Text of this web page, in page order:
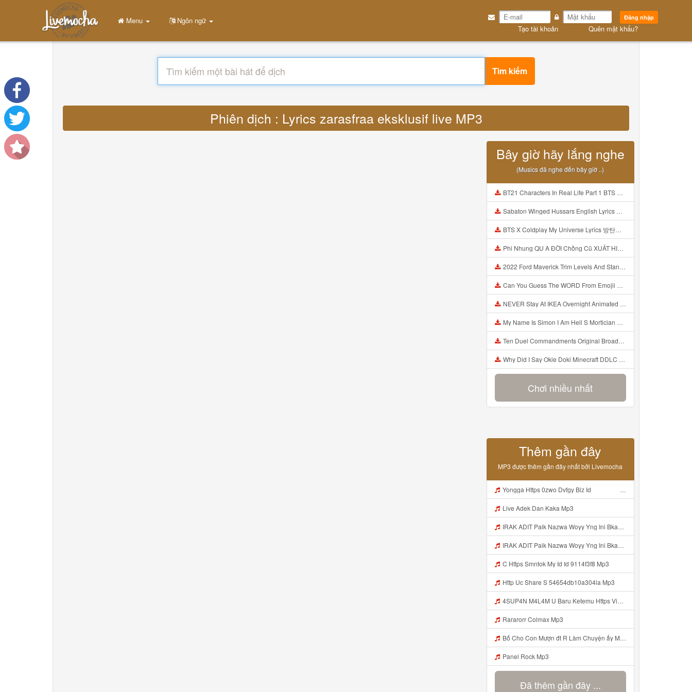
Đăng nhập
Tạo tài khoản Quên mật khẩu?
Menu Ngôn ngữ
Tìm kiếm
Phiên dịch : Lyrics zarasfraa eksklusif live MP3
Bây giờ hãy lắng nghe
(Musics đã nghe đến bây giờ ..)
BT21 Characters In Real Life Part 1 BTS AND BT21 방탄소년단 BT21 BT21아가들은 아빠조아 따라쟁이들 BTS Vs BT21 Mp3
Sabaton Winged Hussars English Lyrics Mp3
BTS X Coldplay My Universe Lyrics 방탄소년단 콜드플레이 My Universe 가사 Color Coded Lyrics Han Rom Eng Mp3
Phi Nhung QU A ĐỜI Chồng Cũ XUẤT HIỆN Khóc Hối Hận Vì Làm Điều KHỦNG KHIẾP Với Cô Mp3
2022 Ford Maverick Trim Levels And Standard Features Explained Mp3
Can You Guess The WORD From Emojii COMPOUND WORD EMOJII CHALLENGE 90 PEOPLE FAIL Guess Mp3
NEVER Stay At IKEA Overnight Animated SCP 3008 Horror Story Mp3
My Name Is Simon I Am Hell S Mortician And I Am Going To Kill God Creepypasta Mp3
Ten Duel Commandments Original Broadway Cast Of Hamilton Lyrics Mp3
Why Did I Say Okie Doki Minecraft DDLC Animated Music Video Song By The Stupendium Mp3
Chơi nhiều nhất
Thêm gần đây
MP3 được thêm gần đây nhất bởi Livemocha
Yongga Https 0zwo Dvfgy Biz Id ᅠ ᅠ ᅠ ᅠ ᅠ ᅠ ᅠ ᅠ ᅠ ᅠ ᅠ ᅠ ᅠ ᅠ ᅠ ᅠ ᅠ ᅠ ᅠ ᅠ ᅠ ᅠ ᅠ ᅠ ᅠ ᅠ ᅠ ᅠ ᅠ ᅠ ᅠ ᅠ ᅠ ᅠ ᅠ ᅠ ᅠ ᅠ ᅠ ᅠ ᅠ ᅠ ᅠ ᅠ ᅠ ᅠ ᅠ ᅠ ᅠ ᅠ ᅠ ᅠ ᅠ ᅠ ᅠ ᅠ ᅠ Mp3
Live Adek Dan Kaka Mp3
IRAK ADIT Paik Nazwa Woyy Yng Ini Bkan Si Https Videyy Cook8 Cfl4iw Biz Id ᅟᅟᅟᅟᅟᅟᅟᅟᅟᅟᅟᅟᅟᅟᅟᅟᅟᅟᅟᅟᅟᅟᅟᅟᅟᅟᅟᅟᅟᅟᅟᅟ ᅟᅟᅟᅟᅟᅟᅟᅟᅟᅟᅟᅟᅟᅟᅟᅟᅟᅟᅟᅟᅟᅟᅟᅟᅟᅟᅟᅟᅟᅟᅟᅟᅟᅟᅟᅟᅟᅟᅟᅟᅟᅟᅟᅟᅟᅟᅟᅟᅟᅟᅟᅟᅟᅟᅟᅟᅟᅟᅟᅟᅟᅟᅟᅟᅟᅟᅟᅟᅟᅟᅟᅟᅟᅟᅟᅟᅟᅟᅟᅟᅟᅟᅟᅟᅟᅟᅟᅟᅟᅟᅟᅟᅟᅟᅟᅟᅟᅟᅟᅟᅟᅟᅟᅟᅟᅟᅟᅟᅟᅟᅟᅟᅟᅟᅟᅟᅟᅟᅟᅟᅟᅟᅟᅟᅟᅟᅟᅟᅟᅟᅟᅟᅟᅟᅟᅟᅟ ᅠ ᅠ ᅠ ᅠ ᅠ Mp3
IRAK ADIT Paik Nazwa Woyy Yng Ini Bkan Si Https Videyy Cook8 Cfl4iw Biz Id ᅟᅟᅟᅟᅟᅟᅟᅟᅟᅟᅟᅟᅟᅟᅟᅟᅟᅟᅟᅟᅟᅟᅟᅟᅟᅟᅟᅟᅟᅟᅟᅟ ᅟᅟᅟᅟᅟᅟᅟᅟᅟᅟᅟᅟᅟᅟᅟᅟᅟᅟᅟᅟᅟᅟᅟᅟᅟᅟᅟᅟᅟᅟᅟᅟᅟᅟᅟᅟᅟᅟᅟᅟᅟᅟᅟᅟᅟᅟᅟᅟᅟᅟᅟᅟᅟᅟᅟᅟᅟᅟᅟᅟᅟᅟᅟᅟᅟᅟᅟᅟᅟᅟᅟᅟᅟᅟᅟᅟᅟᅟᅟᅟᅟᅟᅟᅟᅟᅟᅟᅟᅟᅟᅟᅟᅟᅟᅟᅟᅟᅟᅟᅟᅟᅟᅟᅟᅟᅟᅟᅟᅟᅟᅟᅟᅟᅟᅟᅟᅟᅟᅟᅟᅟᅟᅟᅟᅟᅟᅟᅟᅟᅟᅟᅟᅟᅟᅟᅟᅟ ᅠ ᅠ ᅠ ᅠ ᅠ Mp3
C Https Smntok My Id Id 9114f3f8 Mp3
Http Uc Share S 54654db10a304la Mp3
4SUP4N M4L4M U Baru Ketemu Https Videy Co Yews Web Id PTldKA ᅠ ᅠ ᅠ ᅠ ᅠ ᅠ ᅠ ᅠ ᅠ ᅠ ᅠ ᅠ ᅠ ᅠ ᅠ ᅠ ᅠ ᅠ ᅠ ᅠ ᅠ ᅠ ᅠ ᅠ ᅠ Mp3
Rararorr Colmax Mp3
Bố Cho Con Mượn đt R Làm Chuyện ấy Mp3
Panel Rock Mp3
Đã thêm gần đây ...